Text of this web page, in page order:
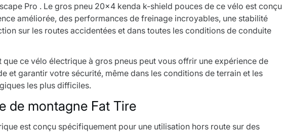
Pro . Le gros pneu 20x4 kenda k-shield pouces de ce vélo est conçu
améliorée, des performances de freinage incroyables, une stabilité
sur les routes accidentées et dans toutes les conditions de conduite
que ce vélo électrique à gros pneus peut vous offrir une expérience de
et garantir votre sécurité, même dans les conditions de terrain et les
les plus difficiles.
de montagne Fat Tire
est conçu spécifiquement pour une utilisation hors route sur des